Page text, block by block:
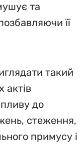
та
її
такий
актів
до
стеження,
примусу і